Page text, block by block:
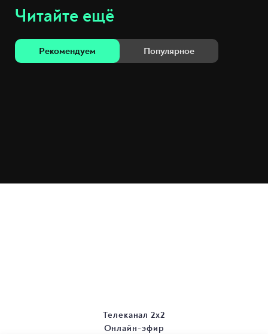
Читайте ещё
Рекомендуем Популярное
Телеканал 2х2
Онлайн-эфир